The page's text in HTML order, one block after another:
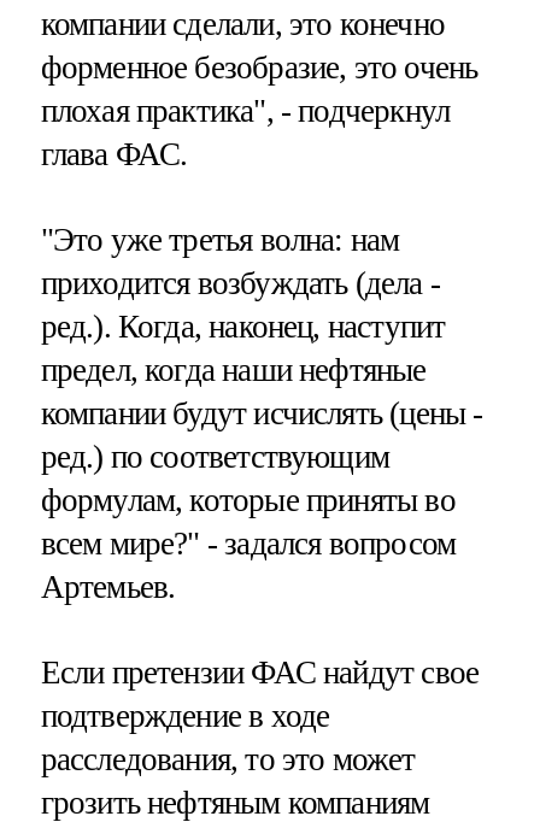
компании сделали, это конечно
форменное безобразие, это очень
плохая практика", - подчеркнул
глава ФАС.
"Это уже третья волна: нам
приходится возбуждать (дела -
ред.). Когда, наконец, наступит
предел, когда наши нефтяные
компании будут исчислять (цены -
ред.) по соответствующим
формулам, которые приняты во
всем мире?" - задался вопросом
Артемьев.
Если претензии ФАС найдут свое
подтверждение в ходе
расследования, то это может
грозить нефтяным компаниям